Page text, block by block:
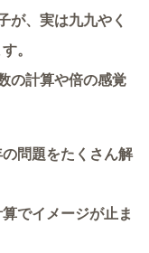
が、実は九九やく
。
の計算や倍の感覚
問題をたくさん解
でイメージが止ま